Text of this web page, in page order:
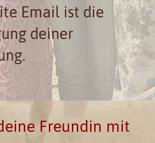
Email ist die
deiner
Freundin mit